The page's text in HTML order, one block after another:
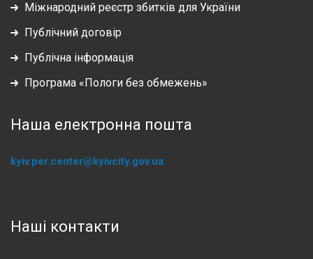
Міжнародний реєстр збитків для України
Публічний договір
Публічна інформація
Програма «Пологи без обмежень»
Наша електронна пошта
kyiv.per.center@kyivcity.gov.ua
Наші контакти